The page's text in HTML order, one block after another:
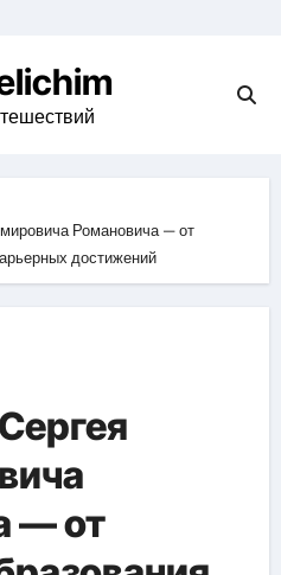
Романовича — от
достижений
— от